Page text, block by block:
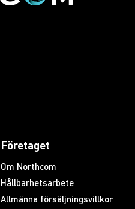
Företaget
Om Northcom
Hållbarhetsarbete
Allmänna försäljningsvillkor